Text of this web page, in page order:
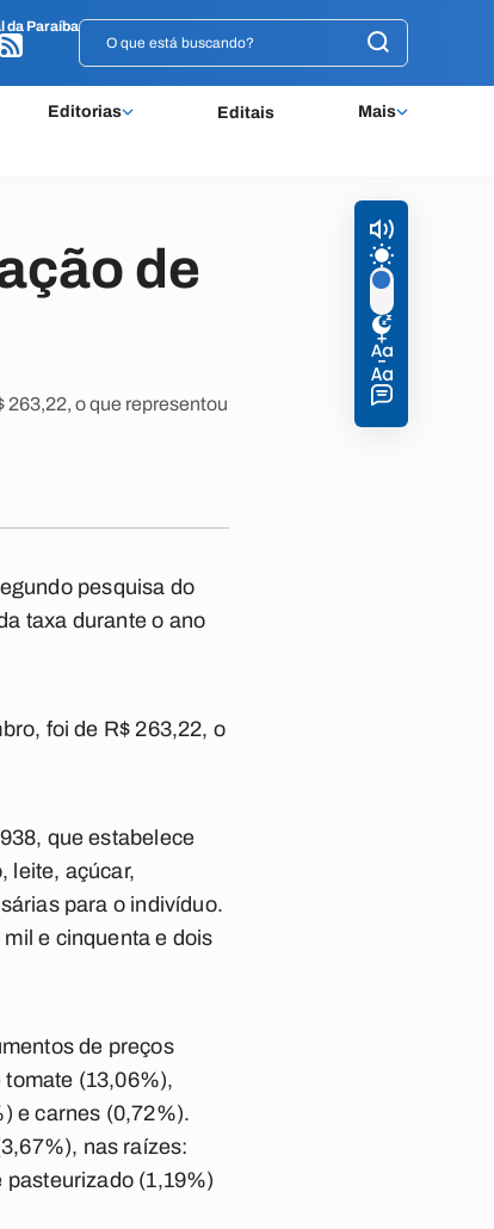
da Paraíba
Editorias Editais Mais
da Paraíba
de
o que representou
pesquisa do
taxa durante o ano
foi de R$ 263,22, o
que estabelece
leite, açúcar,
para o indivíduo.
e cinquenta e dois
de preços
(13,06%),
e carnes (0,72%).
nas raízes:
(1,19%)